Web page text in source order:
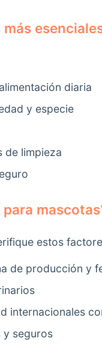
diaria
y especie
de limpieza
estos
de producción y
internacionales
y seguros